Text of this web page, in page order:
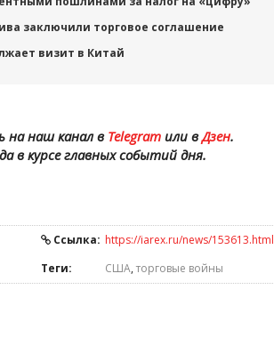
заключили торговое соглашение
визит в Китай
на наш канал вTelegramили вДзен.
в курсе главных событий дня.
Ссылка: https://iarex.ru/news/153613.html
Теги: США, торговые войны